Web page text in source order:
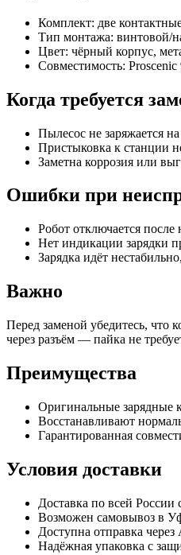
Комплект: две
Тип монтажа: винтовой/
Цвет: чёрный корпус,
Совместимость: Proscenic
Когда требуется
Пылесос не заряжается на
Пристыковка к станции
Заметна коррозия или
Ошибки при
Робот отключается
Нет индикации зарядки
Зарядка идёт
Важно
Перед заменой убедитесь, что
через разъём — пайка не
Преимущества
Оригинальные зарядные
Восстанавливают
Гарантированная
Условия доставки
Доставка по всей России
Возможен самовывоз в
Доступна отправка
Надёжная упаковка с